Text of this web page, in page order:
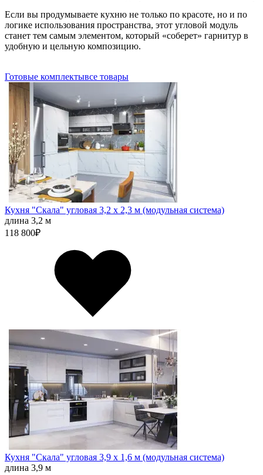
Если вы продумываете кухню не только по красоте, но и по
логике использования пространства, этот угловой модуль
станет тем самым элементом, который «соберет» гарнитур в
удобную и цельную композицию.
Готовые комплектывсе товары
Кухня "Скала" угловая 3,2 х 2,3 м (модульная система)
длина 3,2 м
118 800₽
Кухня "Скала" угловая 3,9 х 1,6 м (модульная система)
длина 3,9 м